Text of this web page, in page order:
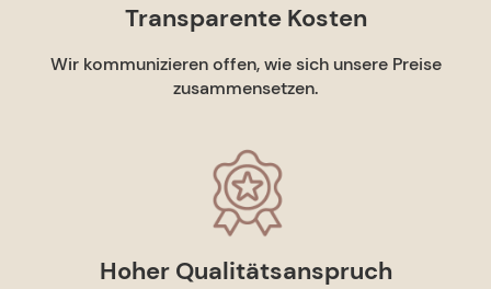
Transparente Kosten
Wir kommunizieren offen, wie sich unsere Preise
zusammensetzen.
Hoher Qualitätsanspruch